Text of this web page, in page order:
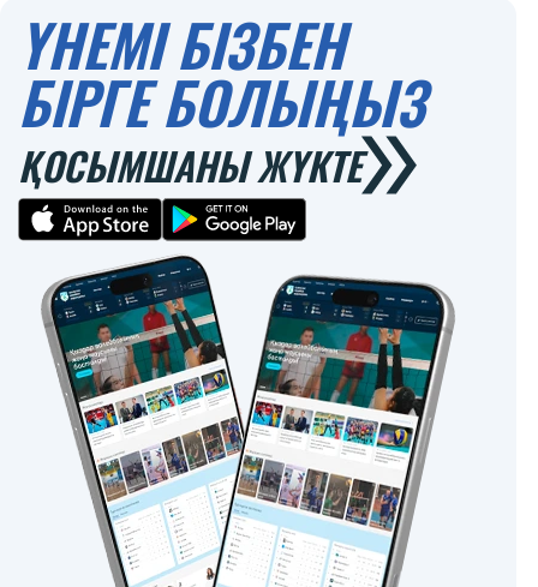
ҮНЕМІ БІЗБЕН
БІРГЕ БОЛЫҢЫЗ
ҚОСЫМШАНЫ ЖҮКТЕ